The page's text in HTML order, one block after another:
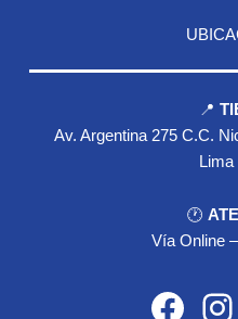
📍
Av. Argentina 275 C.C.
Lima
🕐
Vía Online
Facebook Instagram